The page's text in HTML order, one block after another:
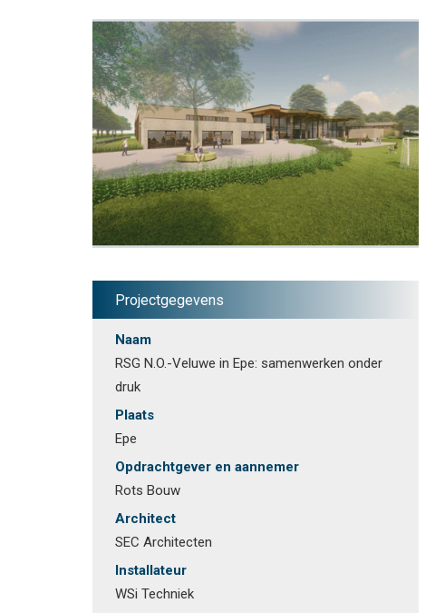
Projectgegevens
Naam
RSG N.O.-Veluwe in Epe: samenwerken onder
druk
Plaats
Epe
Opdrachtgever en aannemer
Rots Bouw
Architect
SEC Architecten
Installateur
WSi Techniek